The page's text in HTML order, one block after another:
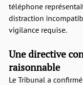
téléphone
distraction
vigilance requise.
Une directive
raisonnable
Le Tribunal a